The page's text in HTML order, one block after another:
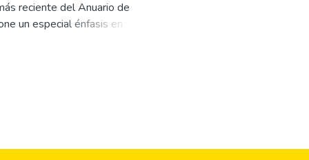
reciente del Anuario de
un especial énfasis en
la excelencia educativa y la